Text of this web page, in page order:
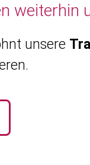
weiterhin
unsere